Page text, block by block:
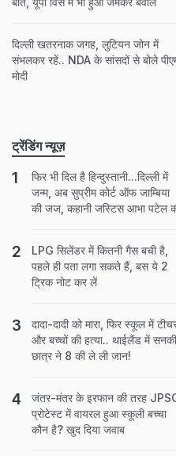
दिल्ली खतरनाक जगह, लुटियन जोन में
संभलकर रहें.. NDA के सांसदों से बोले
मोदी
ट्रेंडिंग न्यूज़
फिर भी दिल है हिन्दुस्तानी...दिल्ली में
जन्म, अब सुप्रीम कोर्ट ऑफ जाम्बिया
की जज, कहानी जस्टिस आभा पटेल
LPG सिलेंडर में कितनी गैस बची है,
पहले ही पता लगा सकते हैं, बस ये 2
ट्रिक नोट कर लें
दादा-दादी को मारा, फिर स्कूल में
और बच्चों की हत्या.. थाईलैंड में सनकी
छात्र ने 8 की ले ली जान!
जंतर-मंतर के इरफान की तरह
प्रोटेस्ट में वायरल हुआ स्कूली बच्चा
कौन है? खुद दिया जवाब